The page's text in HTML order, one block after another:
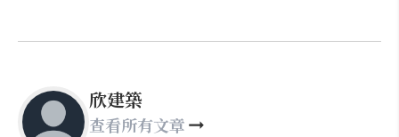
欣建築
查看所有文章